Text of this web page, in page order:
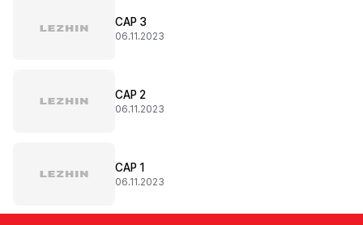
CAP 3
06.11.2023
CAP 2
06.11.2023
CAP 1
06.11.2023